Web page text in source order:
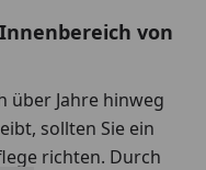
von
über Jahre hinweg
sollten Sie ein
richten. Durch